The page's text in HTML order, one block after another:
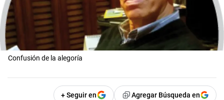
Confusión de la alegoría
+ Seguir en Agregar Búsqueda en